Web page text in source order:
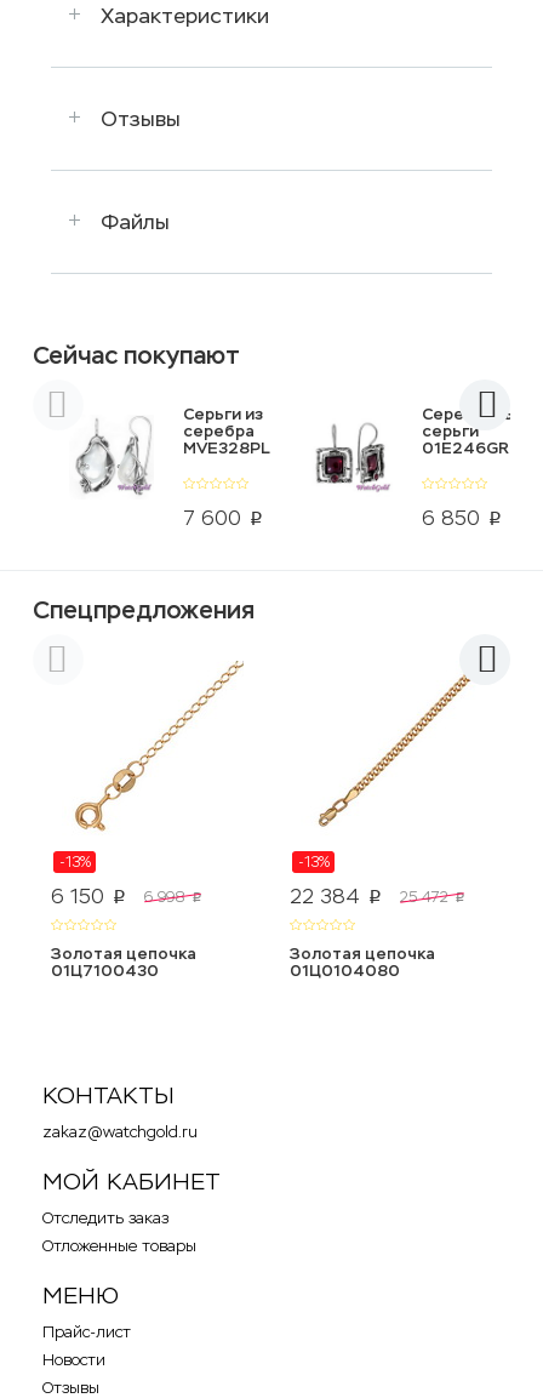
Характеристики
Отзывы
Файлы
Сейчас покупают
7 600 p
Серьги из
серебра
MVE328PL
6 850 p
Серебряные
серьги
01E246GR
Спецпредложения
-13%
6 150 p 6 998 p
Золотая цепочка
01Ц7100430
-13%
22 384 p 25 472 p
Золотая цепочка
01Ц0104080
КОНТАКТЫ
zakaz@watchgold.ru
МОЙ КАБИНЕТ
Отследить заказ
Отложенные товары
МЕНЮ
Прайс-лист
Новости
Отзывы